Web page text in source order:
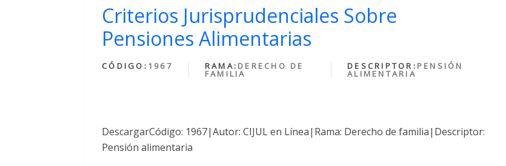
Criterios Jurisprudenciales Sobre
Pensiones Alimentarias
CÓDIGO: 1967 RAMA: DERECHO DE
FAMILIA
DESCRIPTOR: PENSIÓN
ALIMENTARIA
DescargarCódigo: 1967|Autor: CIJUL en Línea|Rama: Derecho de familia|Descriptor:
Pensión alimentaria